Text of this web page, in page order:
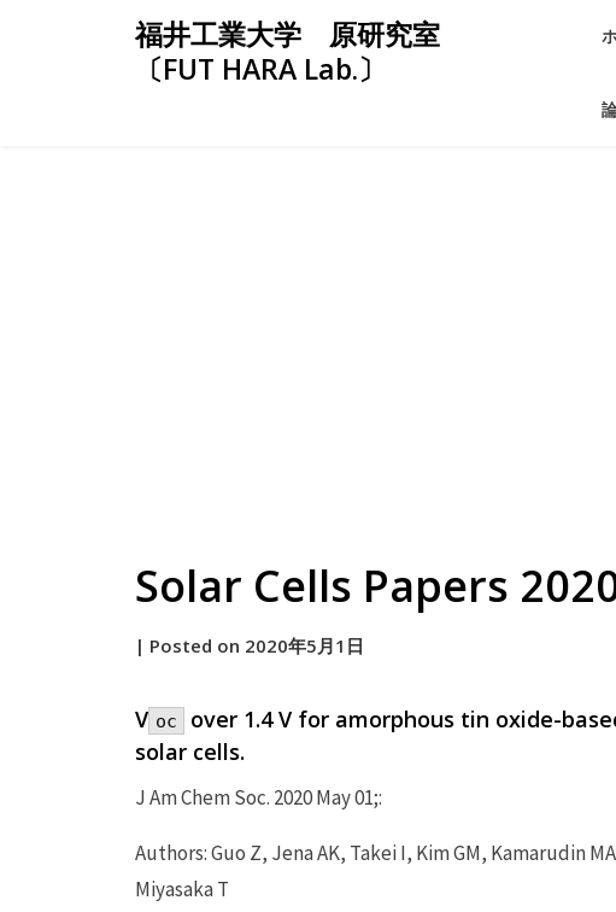
福井工業大学 原研究室
〔FUT HARA Lab.〕
Solar Cells Papers
by
| Posted on 2020年5月1日
V oc over 1.4 V for amorphous tin oxide-
solar cells.
J Am Chem Soc. 2020 May 01;:
Authors: Guo Z, Jena AK, Takei I, Kim GM, Kamarudin
Miyasaka T